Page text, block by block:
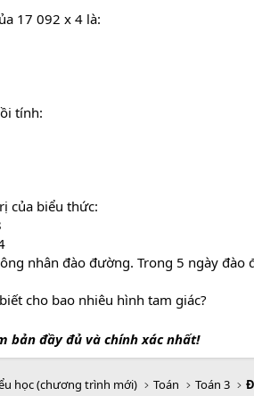
17 092 x 4 là:
tính:
của biểu thức:
nhân đào đường. Trong 5 ngày
cho bao nhiêu hình tam giác?
bản đầy đủ và chính xác nhất!
học (chương trình mới) Toán Toán 3